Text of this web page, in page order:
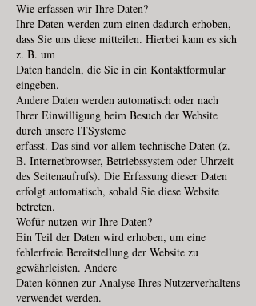
Wie erfassen wir Ihre Daten?
Ihre Daten werden zum einen dadurch erhoben,
dass Sie uns diese mitteilen. Hierbei kann es sich
z. B. um
Daten handeln, die Sie in ein Kontaktformular
eingeben.
Andere Daten werden automatisch oder nach
Ihrer Einwilligung beim Besuch der Website
durch unsere ITSysteme
erfasst. Das sind vor allem technische Daten (z.
B. Internetbrowser, Betriebssystem oder Uhrzeit
des Seitenaufrufs). Die Erfassung dieser Daten
erfolgt automatisch, sobald Sie diese Website
betreten.
Wofür nutzen wir Ihre Daten?
Ein Teil der Daten wird erhoben, um eine
fehlerfreie Bereitstellung der Website zu
gewährleisten. Andere
Daten können zur Analyse Ihres Nutzerverhaltens
verwendet werden.